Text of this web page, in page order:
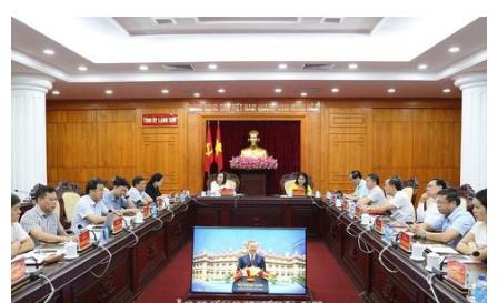
phục vụ giải phóng mặt bằng dự án Khu công nghiệp VSIP Lạng
Sơn